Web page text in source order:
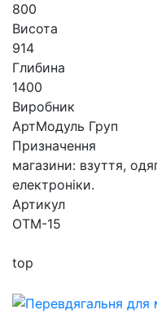
800
Висота
914
Глибина
1400
Виробник
АртМодуль Груп
Призначення
магазини: взуття,
електроніки.
Артикул
ОТМ-15
top